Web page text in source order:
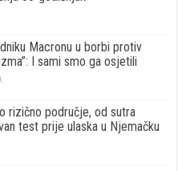
Macronu u borbi protiv
I sami smo ga osjetili
rizično područje, od sutra
test prije ulaska u Njemačku